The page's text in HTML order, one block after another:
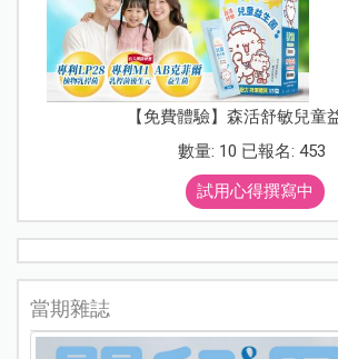
【免費體驗】森活舒敏兒童
數量: 10 已報名: 453
試用心得撰寫中
當期雜誌